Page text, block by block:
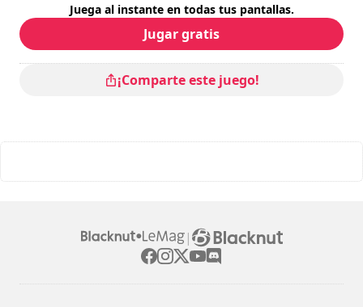
Juega al instante en todas tus pantallas.
Jugar gratis
¡Comparte este juego!
|